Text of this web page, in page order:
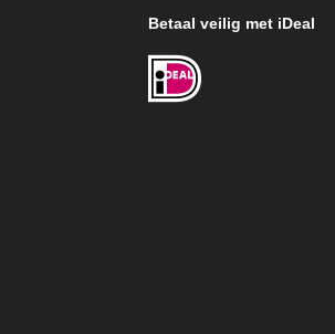
Betaal veilig met iDeal